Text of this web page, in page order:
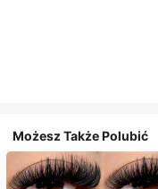
Możesz Także Polubić